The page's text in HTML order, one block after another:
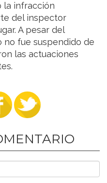
la infracción
del inspector
A pesar del
fue suspendido de
las actuaciones